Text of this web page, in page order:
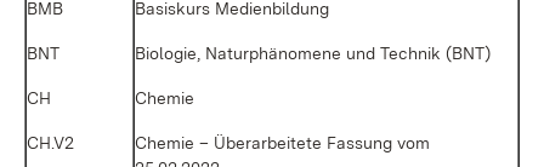
BMB Ba­sis­kurs Me­di­en­bil­dung
BNT Bio­lo­gie, Na­tur­phä­no­me­ne und Tech­nik (BNT)
CH Che­mie
CH.V2
Che­mie – Über­ar­bei­te­te Fas­sung vom